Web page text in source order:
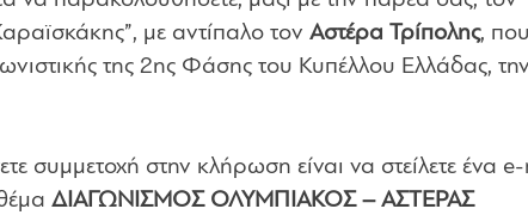
με αντίπαλο τον Αστέρα Τρίπολης,
της 2ης Φάσης του Κυπέλλου Ελλάδας, την
συμμετοχή στην κλήρωση είναι να στείλετε ένα
ΔΙΑΓΩΝΙΣΜΟΣ ΟΛΥΜΠΙΑΚΟΣ – ΑΣΤΕΡΑΣ